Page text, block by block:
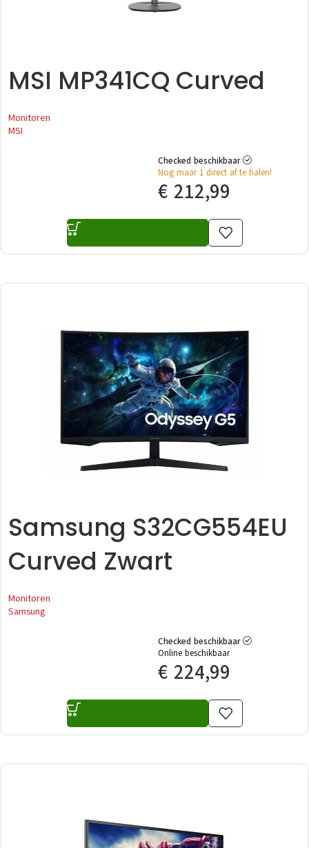
MSI MP341CQ Curved
Monitoren
MSI
Checked beschikbaar
Nog maar 1 direct af te halen!
€ 212,99
Samsung S32CG554EU
Curved Zwart
Monitoren
Samsung
Checked beschikbaar
Online beschikbaar
€ 224,99